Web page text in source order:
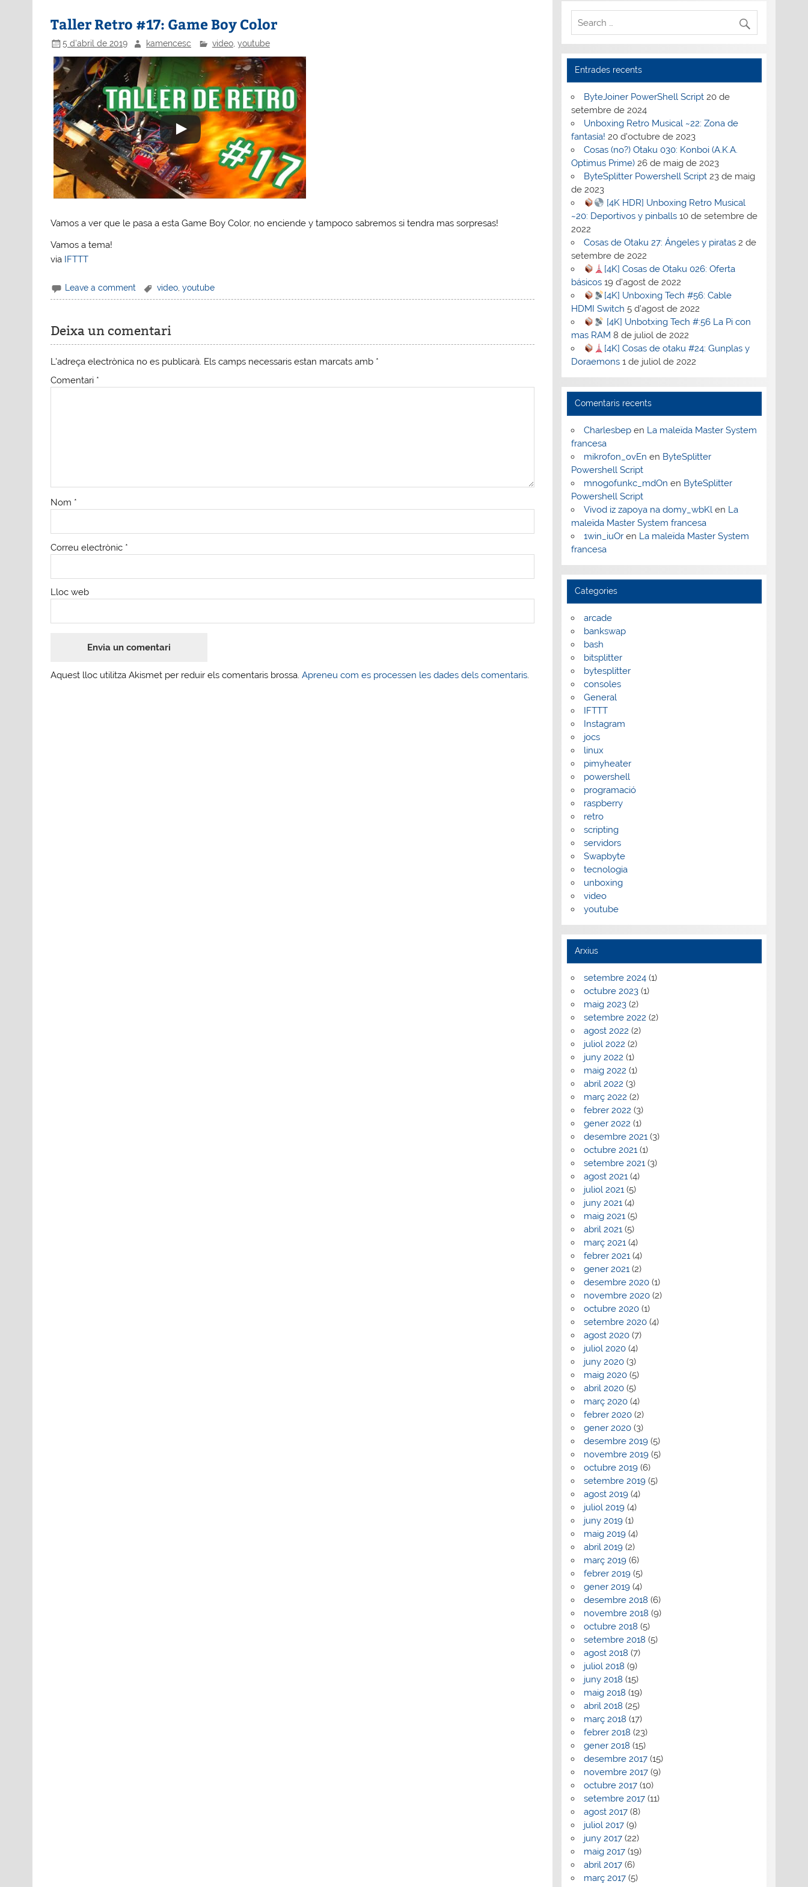
Taller Retro #17: Game Boy Color
5 d'abril de 2019 kamencesc video, youtube
Vamos a ver que le pasa a esta Game Boy Color, no enciende y tampoco sabremos si tendra mas sorpresas!
Vamos a tema!
via IFTTT
Leave a comment video, youtube
Deixa un comentari
L'adreça electrònica no es publicarà. Els camps necessaris estan marcats amb *
Comentari *
Nom *
Correu electrònic *
Lloc web
Aquest lloc utilitza Akismet per reduir els comentaris brossa.Apreneu com es processen les dades dels comentaris.
Entrades recents
ByteJoiner PowerShell Script 20 de
setembre de 2024
Unboxing Retro Musical ~22: Zona de
fantasía! 20 d'octubre de 2023
Cosas (no?) Otaku 030: Konboi (A.K.A.
Optimus Prime) 26 de maig de 2023
ByteSplitter Powershell Script 23 de maig
de 2023
[4K HDR] Unboxing Retro Musical
~20: Deportivos y pinballs 10 de setembre de
2022
Cosas de Otaku 27: Ángeles y piratas 2 de
setembre de 2022
[4K] Cosas de Otaku 026: Oferta
básicos 19 d'agost de 2022
[4K] Unboxing Tech #56: Cable
HDMI Switch 5 d'agost de 2022
[4K] Unbotxing Tech #:56 La Pi con
mas RAM 8 de juliol de 2022
[4K] Cosas de otaku #24: Gunplas y
Doraemons 1 de juliol de 2022
Comentaris recents
Charlesbepen La maleïda Master System
francesa
mikrofon_ovEn en ByteSplitter
Powershell Script
mnogofunkc_mdOn en ByteSplitter
Powershell Script
Vivod iz zapoya na domy_wbKlen La
maleïda Master System francesa
1win_iuOren La maleïda Master System
francesa
Categories
arcade
bankswap
bash
bitsplitter
bytesplitter
consoles
General
IFTTT
Instagram
jocs
linux
pimyheater
powershell
programació
raspberry
retro
scripting
servidors
Swapbyte
tecnologia
unboxing
video
youtube
Arxius
setembre 2024(1)
octubre 2023(1)
maig 2023(2)
setembre 2022 (2)
agost 2022 (2)
juliol 2022 (2)
juny 2022 (1)
maig 2022 (1)
abril 2022 (3)
març 2022 (2)
febrer 2022 (3)
gener 2022 (1)
desembre 2021(3)
octubre 2021(1)
setembre 2021(3)
agost 2021(4)
juliol 2021(5)
juny 2021(4)
maig 2021(5)
abril 2021(5)
març 2021(4)
febrer 2021(4)
gener 2021(2)
desembre 2020(1)
novembre 2020(2)
octubre 2020(1)
setembre 2020(4)
agost 2020(7)
juliol 2020(4)
juny 2020(3)
maig 2020(5)
abril 2020(5)
març 2020(4)
febrer 2020(2)
gener 2020(3)
desembre 2019(5)
novembre 2019(5)
octubre 2019(6)
setembre 2019(5)
agost 2019(4)
juliol 2019(4)
juny 2019(1)
maig 2019(4)
abril 2019(2)
març 2019(6)
febrer 2019(5)
gener 2019(4)
desembre 2018 (6)
novembre 2018 (9)
octubre 2018 (5)
setembre 2018 (5)
agost 2018 (7)
juliol 2018 (9)
juny 2018 (15)
maig 2018 (19)
abril 2018 (25)
març 2018 (17)
febrer 2018 (23)
gener 2018 (15)
desembre 2017(15)
novembre 2017(9)
octubre 2017(10)
setembre 2017(11)
agost 2017(8)
juliol 2017(9)
juny 2017(22)
maig 2017(19)
abril 2017(6)
març 2017(5)